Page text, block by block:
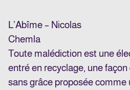
L’Abîme – Nicolas
Chemla
Toute malédiction est une
entré en recyclage, une façon
sans grâce proposée comme